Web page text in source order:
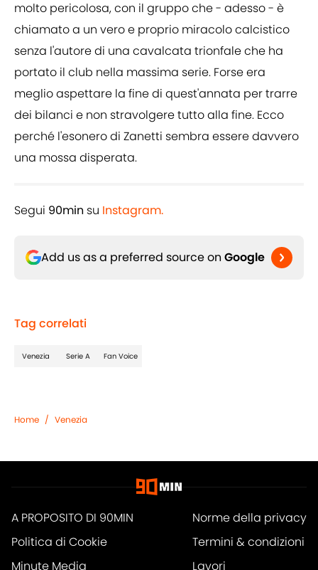
molto pericolosa, con il gruppo che - adesso - è
chiamato a un vero e proprio miracolo calcistico
senza l'autore di una cavalcata trionfale che ha
portato il club nella massima serie. Forse era
meglio aspettare la fine di quest'annata per trarre
dei bilanci e non stravolgere tutto alla fine. Ecco
perché l'esonero di Zanetti sembra essere davvero
una mossa disperata.
Segui 90min su Instagram.
Add us as a preferred source on Google
Tag correlati
Venezia Serie A Fan Voice
Home / Venezia
A PROPOSITO DI 90MIN
Norme della privacy
Politica di Cookie
Termini & condizioni
Minute Media
Lavori